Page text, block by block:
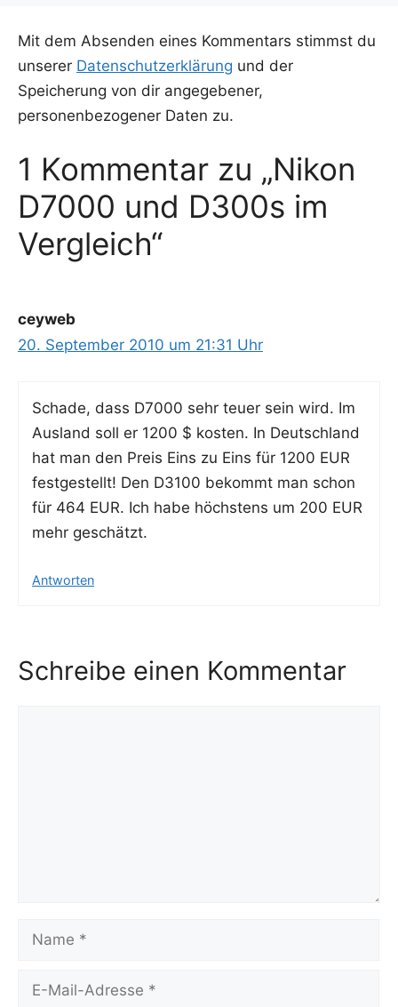
Mit dem Absenden eines Kommentars stimmst du
unserer Datenschutzerklärung und der
Speicherung von dir angegebener,
personenbezogener Daten zu.
1 Kommentar zu „Nikon
D7000 und D300s im
Vergleich“
ceyweb
20. September 2010 um 21:31 Uhr
Scha­de, dass D7000 sehr teu­er sein wird. Im
Aus­land soll er 1200 $ kos­ten. In Deutsch­land
hat man den Preis Eins zu Eins für 1200 EUR
fest­ge­stellt! Den D3100 bekommt man schon
für 464 EUR. Ich habe höchs­tens um 200 EUR
mehr geschätzt.
Antworten
Schreibe einen Kommentar
Name